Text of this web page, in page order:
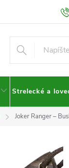
Strelecké a
Joker Ranger –